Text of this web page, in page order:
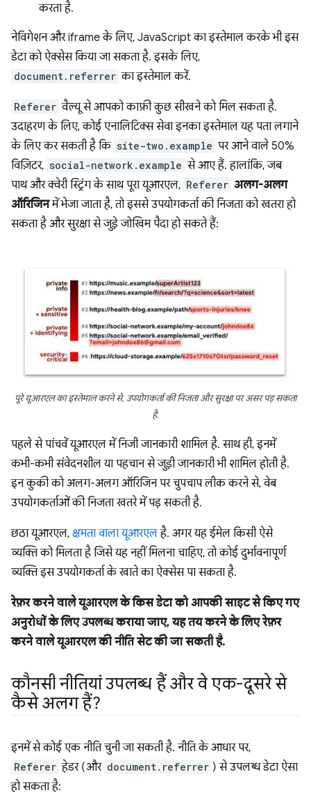
करता है.
नेविगेशन और iframe के लिए, JavaScript का इस्तेमाल करके भी इस
डेटा को ऐक्सेस किया जा सकता है. इसके लिए,
document.referrer का इस्तेमाल करें.
Referer वैल्यू से आपको काफ़ी कुछ सीखने को मिल सकता है.
उदाहरण के लिए, कोई एनालिटिक्स सेवा इनका इस्तेमाल यह पता लगाने
के लिए कर सकती है कि site-two.example पर आने वाले 50%
विज़िटर, social-network.example से आए हैं. हालांकि, जब
पाथ और क्वेरी स्ट्रिंग के साथ पूरा यूआरएल, Referer अलग-अलग
ऑरिजिनमें भेजा जाता है, तो इससे उपयोगकर्ता की निजता को खतरा हो
सकता है और सुरक्षा से जुड़े जोखिम पैदा हो सकते हैं:
पूरे यूआरएल का इस्तेमाल करने से, उपयोगकर्ता की निजता और सुरक्षा पर असर पड़ सकता
है.
पहले से पांचवें यूआरएल में निजी जानकारी शामिल है. साथ ही, इनमें
कभी-कभी संवेदनशील या पहचान से जुड़ी जानकारी भी शामिल होती है.
इन कुकी को अलग-अलग ऑरिजिन पर चुपचाप लीक करने से, वेब
उपयोगकर्ताओं की निजता खतरे में पड़ सकती है.
छठा यूआरएल, क्षमता वाला यूआरएलहै. अगर यह ईमेल किसी ऐसे
व्यक्ति को मिलता है जिसे यह नहीं मिलना चाहिए, तो कोई दुर्भावनापूर्ण
व्यक्ति इस उपयोगकर्ता के खाते का ऐक्सेस पा सकता है.
रेफ़र करने वाले यूआरएल के किस डेटा को आपकी साइट से किए गए
अनुरोधों के लिए उपलब्ध कराया जाए, यह तय करने के लिए रेफ़र
करने वाले यूआरएल की नीति सेट की जा सकती है.
कौनसी नीतियां उपलब्ध हैं और वे एक-दूसरे से
कैसे अलग हैं?
इनमें से कोई एक नीति चुनी जा सकती है. नीति के आधार पर,
Referer हेडर (और document.referrer ) से उपलब्ध डेटा ऐसा
हो सकता है: